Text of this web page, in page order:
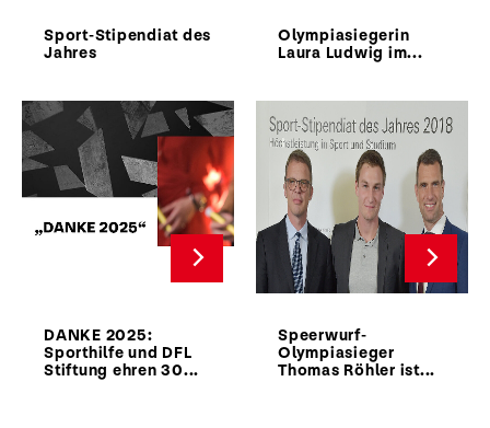
Sport-Stipendiat des
Jahres
Olympiasiegerin
Laura Ludwig im...
DANKE 2025:
Sporthilfe und DFL
Stiftung ehren 30...
Speerwurf-
Olympiasieger
Thomas Röhler ist...